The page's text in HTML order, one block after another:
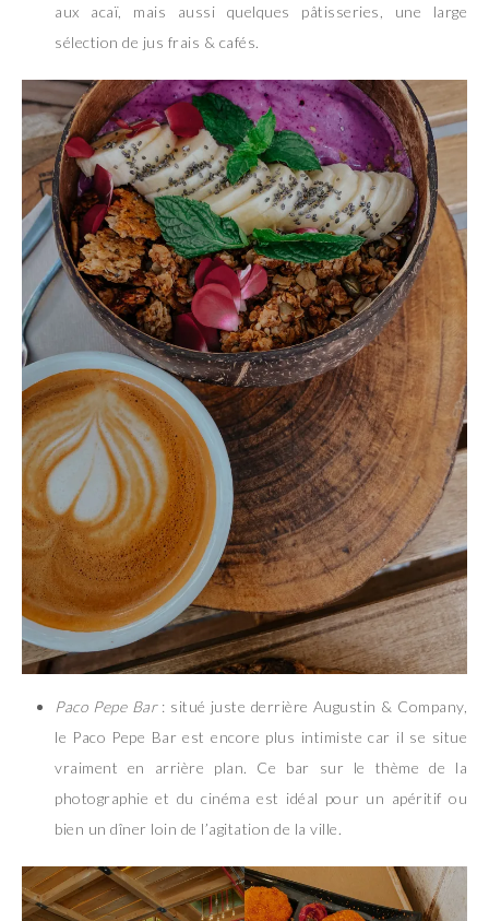
aux acaï, mais aussi quelques pâtisseries, une large
sélection de jus frais & cafés.
Paco Pepe Bar: situé juste derrière Augustin & Company,
le Paco Pepe Bar est encore plus intimiste car il se situe
vraiment en arrière plan. Ce bar sur le thème de la
photographie et du cinéma est idéal pour un apéritif ou
bien un dîner loin de l’agitation de la ville.